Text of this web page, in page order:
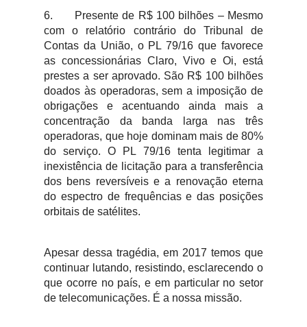
6.
Presente de R$ 100 bilhões – Mesmo
com o relatório contrário do Tribunal de
Contas da União, o PL 79/16 que favorece
as concessionárias Claro, Vivo e Oi, está
prestes a ser aprovado. São R$ 100 bilhões
doados às operadoras, sem a imposição de
obrigações e acentuando ainda mais a
concentração da banda larga nas três
operadoras, que hoje dominam mais de 80%
do serviço. O PL 79/16 tenta legitimar a
inexistência de licitação para a transferência
dos bens reversíveis e a renovação eterna
do espectro de frequências e das posições
orbitais de satélites.
Apesar dessa tragédia, em 2017 temos que
continuar lutando, resistindo, esclarecendo o
que ocorre no país, e em particular no setor
de telecomunicações. É a nossa missão.